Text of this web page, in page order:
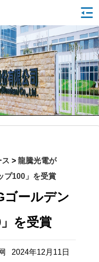
ス > 龍騰光電が
プ100」を受賞
ゴールデン
を受賞
2024年12 月 11 日